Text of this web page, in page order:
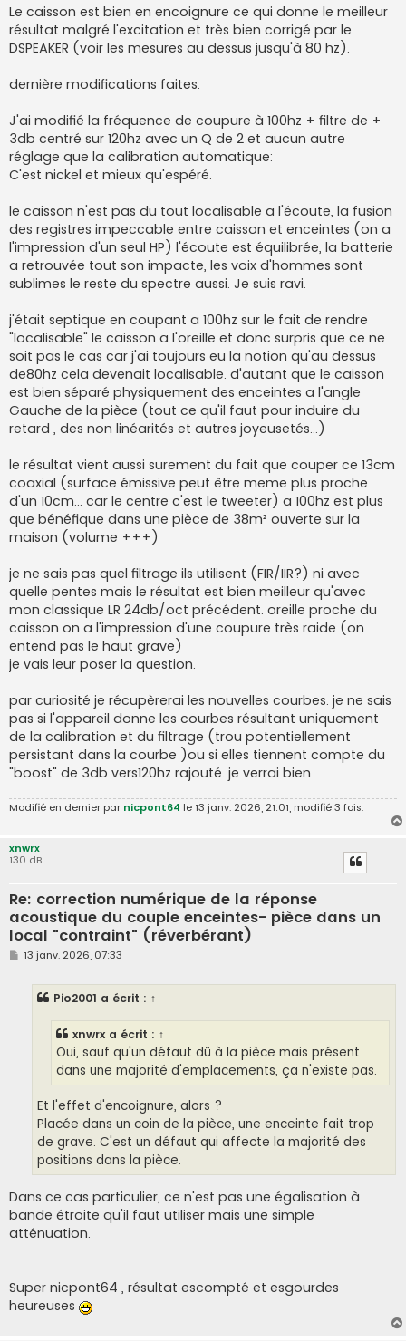
s
s
a
g
e
Le caisson est bien en encoignure ce qui donne le meilleur
résultat malgré l'excitation et très bien corrigé par le
DSPEAKER (voir les mesures au dessus jusqu'à 80 hz).
dernière modifications faites:
J'ai modifié la fréquence de coupure à 100hz + filtre de +
3db centré sur 120hz avec un Q de 2 et aucun autre
réglage que la calibration automatique:
C'est nickel et mieux qu'espéré.
le caisson n'est pas du tout localisable a l'écoute, la fusion
des registres impeccable entre caisson et enceintes (on a
l'impression d'un seul HP) l'écoute est équilibrée, la batterie
a retrouvée tout son impacte, les voix d'hommes sont
sublimes le reste du spectre aussi. Je suis ravi.
j'était septique en coupant a 100hz sur le fait de rendre
"localisable" le caisson a l'oreille et donc surpris que ce ne
soit pas le cas car j'ai toujours eu la notion qu'au dessus
de80hz cela devenait localisable. d'autant que le caisson
est bien séparé physiquement des enceintes a l'angle
Gauche de la pièce (tout ce qu'il faut pour induire du
retard , des non linéarités et autres joyeusetés...)
le résultat vient aussi surement du fait que couper ce 13cm
coaxial (surface émissive peut être meme plus proche
d'un 10cm... car le centre c'est le tweeter) a 100hz est plus
que bénéfique dans une pièce de 38m² ouverte sur la
maison (volume +++)
je ne sais pas quel filtrage ils utilisent (FIR/IIR?) ni avec
quelle pentes mais le résultat est bien meilleur qu'avec
mon classique LR 24db/oct précédent. oreille proche du
caisson on a l'impression d'une coupure très raide (on
entend pas le haut grave)
je vais leur poser la question.
par curiosité je récupèrerai les nouvelles courbes. je ne sais
pas si l'appareil donne les courbes résultant uniquement
de la calibration et du filtrage (trou potentiellement
persistant dans la courbe )ou si elles tiennent compte du
"boost" de 3db vers120hz rajouté. je verrai bien
Modifié en dernier par nicpont64 le 13 janv. 2026, 21:01, modifié 3 fois.
xnwrx
130 dB
Re: correction numérique de la réponse
acoustique du couple enceintes- pièce dans un
local "contraint" (réverbérant)
M
13 janv. 2026, 07:33
Pio2001 a écrit : ↑
xnwrx a écrit : ↑
Oui, sauf qu'un défaut dû à la pièce mais présent
dans une majorité d'emplacements, ça n'existe pas.
Et l'effet d'encoignure, alors ?
Placée dans un coin de la pièce, une enceinte fait trop
de grave. C'est un défaut qui affecte la majorité des
positions dans la pièce.
Dans ce cas particulier, ce n'est pas une égalisation à
bande étroite qu'il faut utiliser mais une simple
atténuation.
Super nicpont64 , résultat escompté et esgourdes
heureuses